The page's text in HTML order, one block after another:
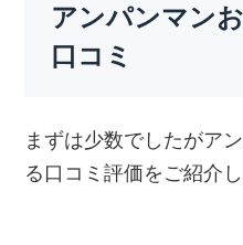
アンパンマン
口コミ
まずは少数でしたがア
る口コミ評価をご紹介し